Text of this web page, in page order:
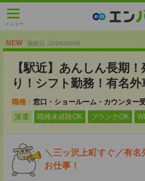
メニュー
NEW 掲載日 :2026/08/06
【駅近】あんしん長期
り！シフト勤務！有名
職種： 窓口・ショールーム・カウンター
派遣
職種未経験OK ブランクOK
＼三ッ沢上町すぐ／有
お仕事！